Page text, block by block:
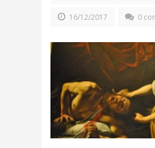
16/12/2017 0